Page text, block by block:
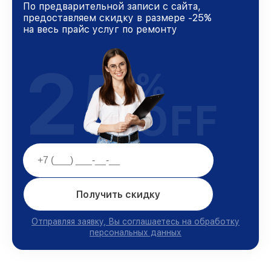
По предварительной записи с сайта,
предоставляем скидку в размере -25%
на весь прайс услуг по ремонту
Получить скидку
Отправляя заявку, Вы соглашаетесь на обработку
персональных данных
25%
OFF